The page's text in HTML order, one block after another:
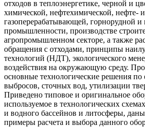
отходов в теплоэнергетике, черной и
химической, нефтехимической, нефте- и
газоперерабатывающей, горнорудной и
промышленности, производстве
агропромышленном секторе, а также
обращения с отходами, принципы
технологий (НДТ), экологического
воздействия на окружающую среду.
основные технологические решения по
выбросов, сточных вод, утилизации
Приведено типовое и оригинальное
используемое в технологических
и водного бассейнов и литосферы,
примеры расчета и выбора данного